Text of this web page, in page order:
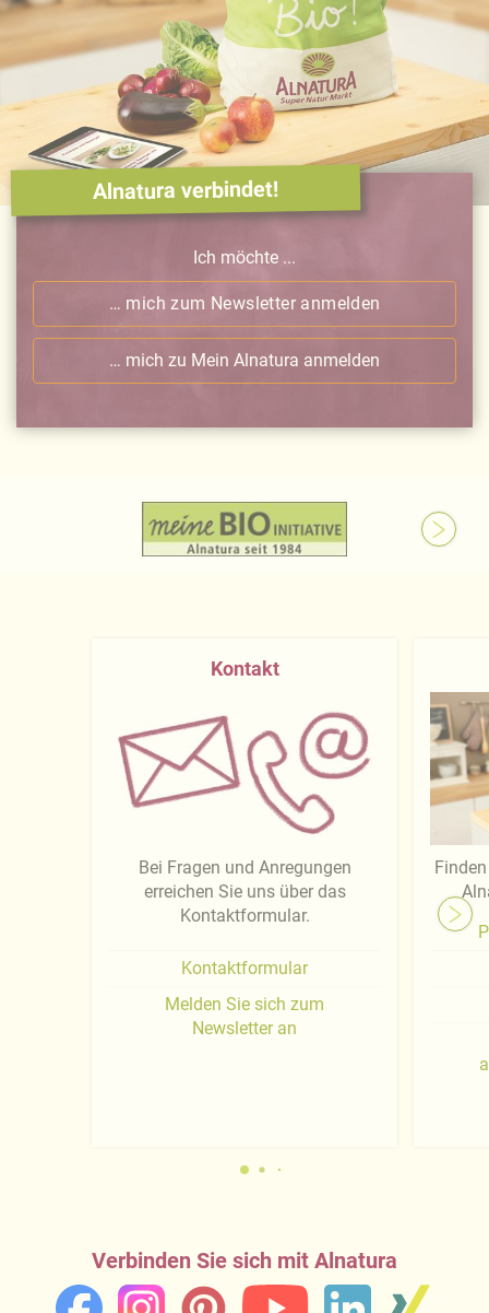
Alnatura verbindet!
Ich möchte ...
… mich zum Newsletter anmelden
… mich zu Mein Alnatura anmelden
Kontakt
Bei Fragen und Anregungen
erreichen Sie uns über das
Kontaktformular.
Kontaktformular
Melden Sie sich zum
Newsletter an
Verbinden Sie sich mit Alnatura